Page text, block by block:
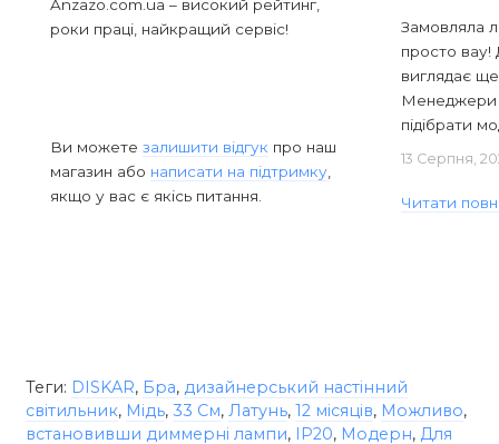
Anzazo.com.ua – високий рейтинг,
роки праці, найкращий сервіс!
Ви можете залишити відгук про наш
магазин або написати на підтримку
якщо у вас є якісь питання.
Замовляла
просто вау!
виглядає
Менеджери
підібрати
13 Серпня,
Читати
Теги: DISKAR, Бра, дизайнерський настінний
світильник, Мідь, 33 См, Латунь, 12 місяців, Можливо,
встановивши диммерні лампи, IP20, Модерн, Для